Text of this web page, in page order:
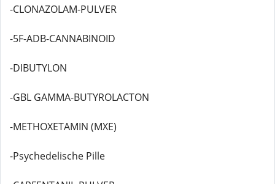
-CLONAZOLAM-PULVER
-5F-ADB-CANNABINOID
-DIBUTYLON
-GBL GAMMA-BUTYROLACTON
-METHOXETAMIN (MXE)
-Psychedelische Pille